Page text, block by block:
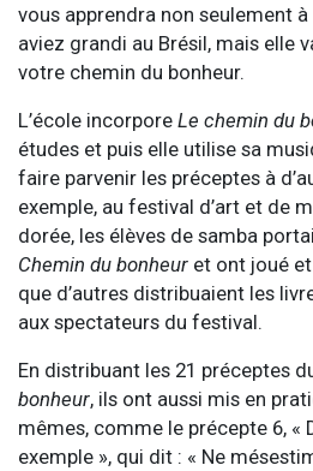
vous apprendra non seulement
aviez grandi au Brésil, mais elle
votre chemin du bonheur.
L’école incorpore Le chemin du
études et puis elle utilise sa
faire parvenir les préceptes à
exemple, au festival d’art et de
dorée, les élèves de samba
Chemin du bonheur et ont joué
que d’autres distribuaient les
aux spectateurs du festival.
En distribuant les 21 préceptes
bonheur, ils ont aussi mis en
mêmes, comme le précepte 6, «
exemple », qui dit : « Ne